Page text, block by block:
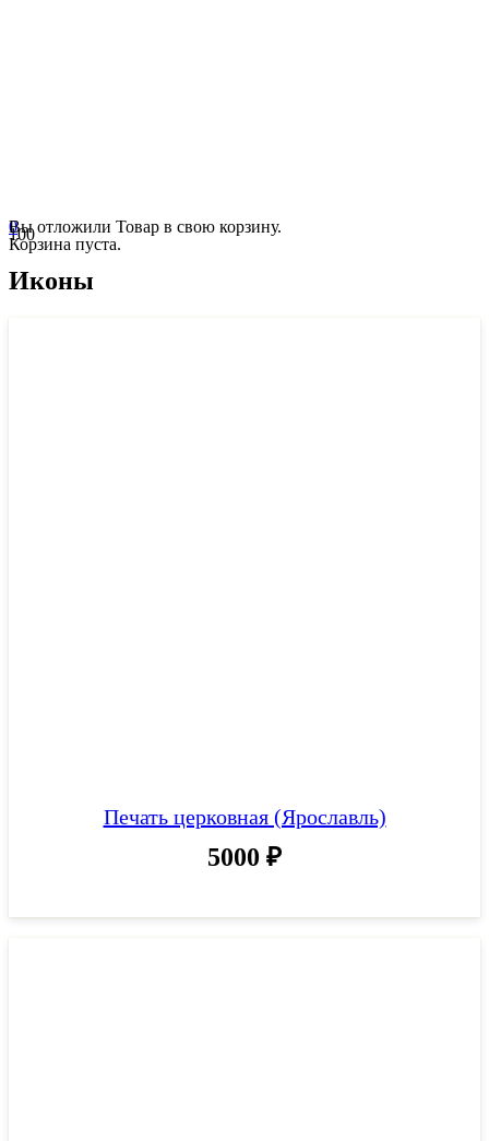
0
Вы отложили Товар в свою корзину.
Корзина пуста.
Иконы
Печать церковная (Ярославль)
5000 ₽